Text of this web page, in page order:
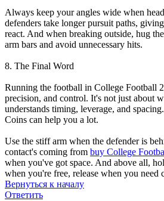
Always keep your angles wide when
defenders take longer pursuit paths,
react. And when breaking outside, hug
arm bars and avoid unnecessary hits.
8. The Final Word
Running the football in College Football
precision, and control. It's not just about
understands timing, leverage, and
Coins can help you a lot.
Use the stiff arm when the defender is
contact's coming from buy College
when you've got space. And above all,
when you're free, release when you need
Вернуться к началу
Ответить